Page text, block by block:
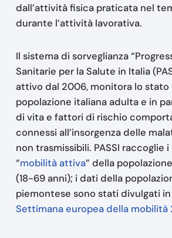
dall’attività fisica praticata nel
durante l’attività lavorativa.
Il sistema di sorveglianza
Sanitarie per la Salute in Italia
attivo dal 2006, monitora lo stato
popolazione italiana adulta e in
di vita e fattori di rischio
connessi all’insorgenza delle
non trasmissibili. PASSI raccoglie
“mobilità attiva” della
(18-69 anni); i dati della
piemontese sono stati divulgati
Settimana europea della mobilità